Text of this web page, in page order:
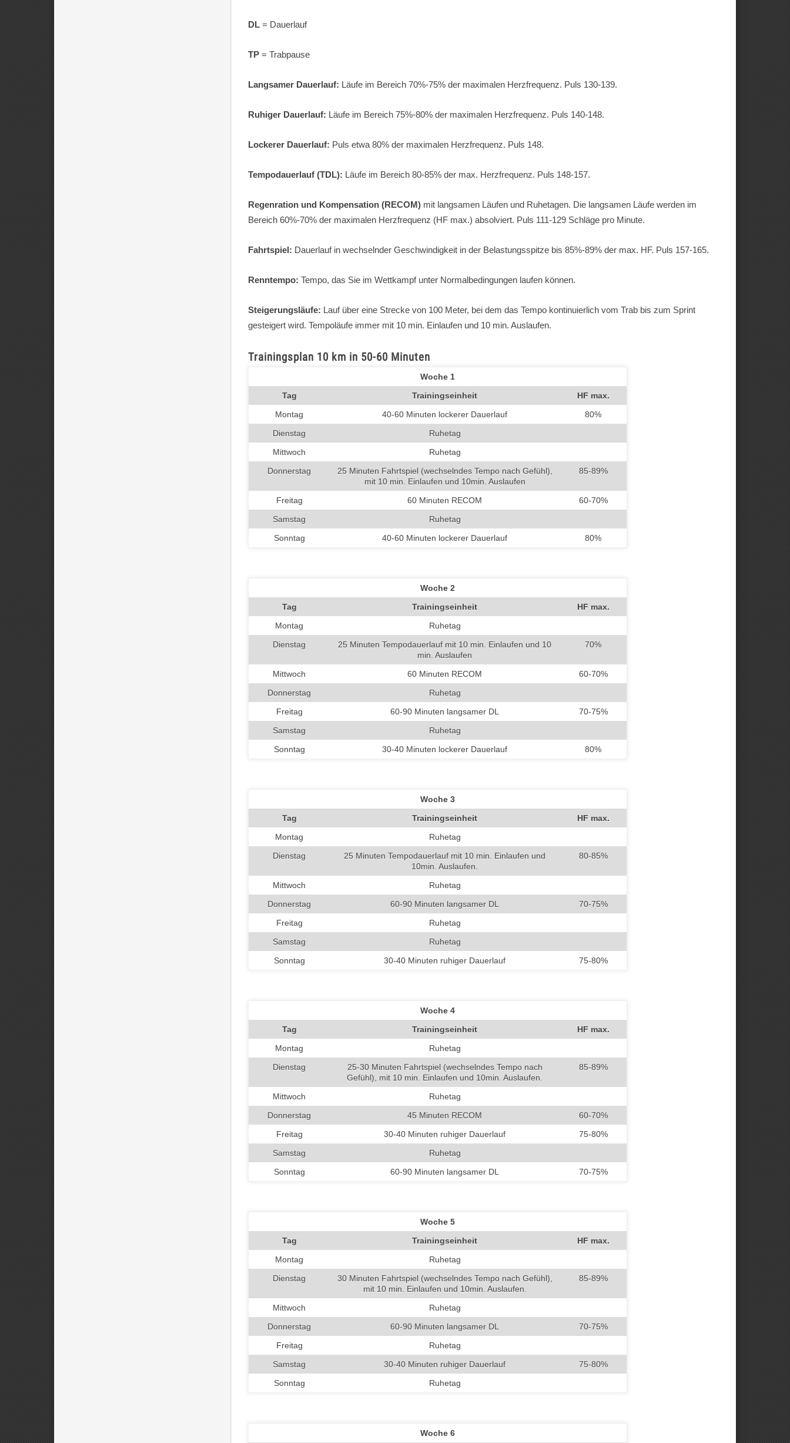
DL = Dauerlauf
TP = Trabpause
Langsamer Dauerlauf: Läufe im Bereich 70%-75% der maximalen Herzfrequenz. Puls 130-139.
Ruhiger Dauerlauf: Läufe im Bereich 75%-80% der maximalen Herzfrequenz. Puls 140-148.
Lockerer Dauerlauf: Puls etwa 80% der maximalen Herzfrequenz. Puls 148.
Tempodauerlauf (TDL): Läufe im Bereich 80-85% der max. Herzfrequenz. Puls 148-157.
Regenration und Kompensation (RECOM) mit langsamen Läufen und Ruhetagen. Die langsamen Läufe werden im
Bereich 60%-70% der maximalen Herzfrequenz (HF max.) absolviert. Puls 111-129 Schläge pro Minute.
Fahrtspiel: Dauerlauf in wechselnder Geschwindigkeit in der Belastungsspitze bis 85%-89% der max. HF. Puls 157-165.
Renntempo: Tempo, das Sie im Wettkampf unter Normalbedingungen laufen können.
Steigerungsläufe: Lauf über eine Strecke von 100 Meter, bei dem das Tempo kontinuierlich vom Trab bis zum Sprint
gesteigert wird. Tempoläufe immer mit 10 min. Einlaufen und 10 min. Auslaufen.
Trainingsplan 10 km in 50-60 Minuten
Woche 1
Tag
Trainingseinheit
HF max.
Montag
40-60 Minuten lockerer Dauerlauf
80%
Dienstag
Ruhetag
Mittwoch
Ruhetag
Donnerstag
25 Minuten Fahrtspiel (wechselndes Tempo nach Gefühl),
mit 10 min. Einlaufen und 10min. Auslaufen
85-89%
Freitag 60 Minuten RECOM
60-70%
Samstag
Ruhetag
Sonntag
40-60 Minuten lockerer Dauerlauf 80%
Woche 2
Tag
Trainingseinheit
HF max.
Montag
Ruhetag
Dienstag
25 Minuten Tempodauerlauf mit 10 min. Einlaufen und 10
min. Auslaufen
70%
Mittwoch 60 Minuten RECOM
60-70%
Donnerstag
Ruhetag
Freitag
60-90 Minuten langsamer DL
70-75%
Samstag
Ruhetag
Sonntag
30-40 Minuten lockerer Dauerlauf 80%
Woche 3
Tag
Trainingseinheit
HF max.
Montag
Ruhetag
Dienstag
25 Minuten Tempodauerlauf mit 10 min. Einlaufen und
10min. Auslaufen.
80-85%
Mittwoch
Ruhetag
Donnerstag
60-90 Minuten langsamer DL
70-75%
Freitag
Ruhetag
Samstag
Ruhetag
Sonntag
30-40 Minuten ruhiger Dauerlauf 75-80%
Woche 4
Tag
Trainingseinheit
HF max.
Montag
Ruhetag
Dienstag
25-30 Minuten Fahrtspiel (wechselndes Tempo nach
Gefühl), mit 10 min. Einlaufen und 10min. Auslaufen.
85-89%
Mittwoch
Ruhetag
Donnerstag
45 Minuten RECOM
60-70%
Freitag
30-40 Minuten ruhiger Dauerlauf
75-80%
Samstag
Ruhetag
Sonntag
60-90 Minuten langsamer DL 70-75%
Woche 5
Tag
Trainingseinheit
HF max.
Montag
Ruhetag
Dienstag
30 Minuten Fahrtspiel (wechselndes Tempo nach Gefühl),
mit 10 min. Einlaufen und 10min. Auslaufen.
85-89%
Mittwoch
Ruhetag
Donnerstag
60-90 Minuten langsamer DL
70-75%
Freitag
Ruhetag
Samstag
30-40 Minuten ruhiger Dauerlauf
75-80%
Sonntag
Ruhetag
Woche 6